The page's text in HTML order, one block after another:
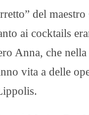
del
ai cocktails
Anna, che
vita a delle